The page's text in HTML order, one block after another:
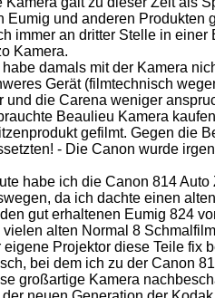
Eumig und anderen Produkten
immer an dritter Stelle in
Kamera.
habe damals mit der Kamera
Gerät (filmtechnisch
und die Carena weniger
Beaulieu Kamera
gefilmt. Gegen die
- Die Canon wurde
habe ich die Canon 814
da ich dachte einen
gut erhaltenen Eumig 824
vielen alten Normal 8
eigene Projektor diese Teile fix
bei dem ich zu der Canon
großartige Kamera